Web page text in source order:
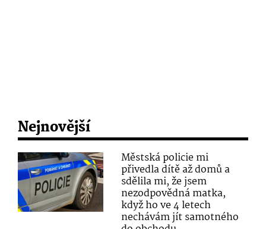
Nejnovější
Městská policie mi
přivedla dítě až domů a
sdělila mi, že jsem
nezodpovědná matka,
když ho ve 4 letech
nechávám jít samotného